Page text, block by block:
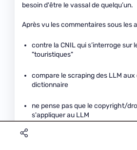
besoin d'être le vassal de quelqu’un.
Après vu les commentaires sous les
contre la CNIL qui s’interroge sur
"touristiques"
compare le scraping des LLM
dictionnaire
ne pense pas que le copyright/
s'appliquer au LLM
idem pour les données